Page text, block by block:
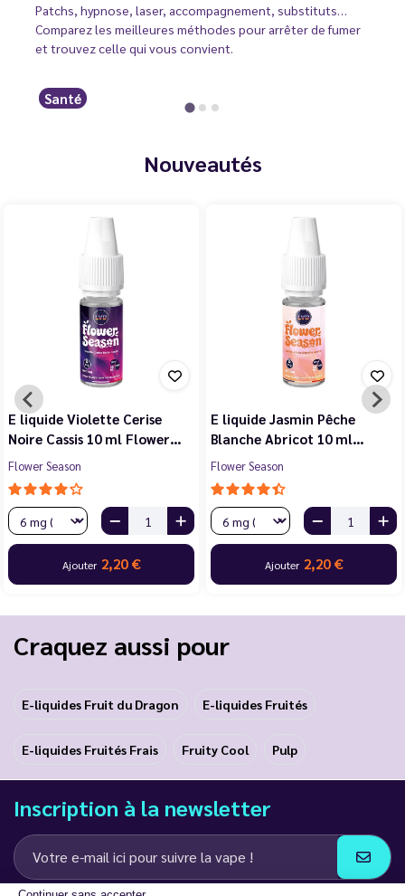
Patchs, hypnose, laser, accompagnement, substituts…
Comparez les meilleures méthodes pour arrêter de fumer
et trouvez celle qui vous convient.
Santé
Nouveautés
E liquide Violette Cerise
Noire Cassis 10 ml Flower…
Flower Season
Ajouter 2,20 €
E liquide Jasmin Pêche
Blanche Abricot 10 ml…
Flower Season
Ajouter 2,20 €
Craquez aussi pour
E-liquides Fruit du Dragon E-liquides Fruités
E-liquides Fruités Frais Fruity Cool Pulp
Inscription à la newsletter